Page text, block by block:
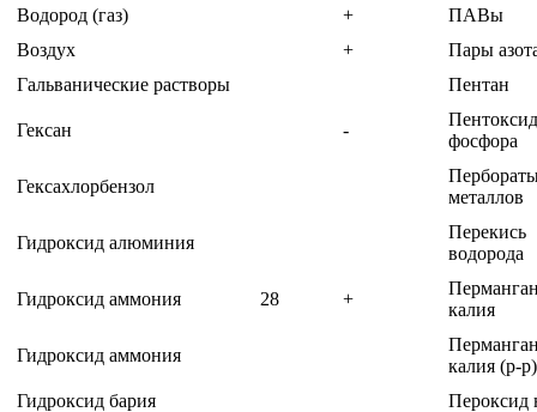
Водород (газ)
+
ПАВы
Воздух
+
Пары
Гальванические растворы
Пентан
Гексан -
Пентоксид
фосфора
Гексахлорбензол
металлов
Гидроксид алюминия
Перекись
водорода
Гидроксид аммония 28 +
калия
Гидроксид аммония
калия (р-р)
Гидроксид бария
Пероксид